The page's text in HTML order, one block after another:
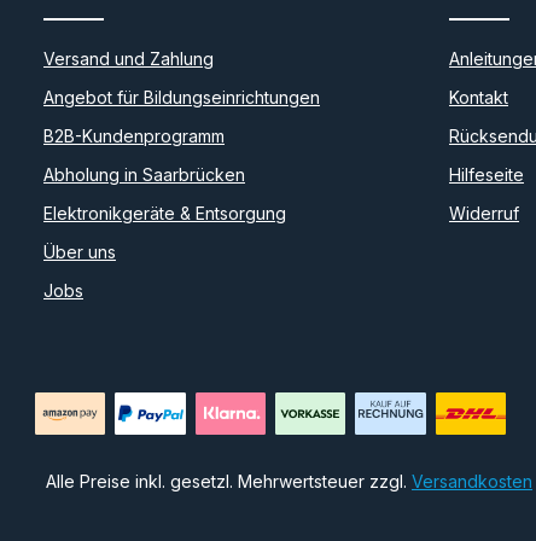
Versand und Zahlung
Angebot für Bildungseinrichtungen
B2B-Kundenprogramm
Abholung in Saarbrücken
Elektronikgeräte & Entsorgung
Über uns
Jobs
Kontakt
Hilfeseite
Widerruf
Alle Preise inkl. gesetzl. Mehrwertsteuer zzgl. Versandkosten